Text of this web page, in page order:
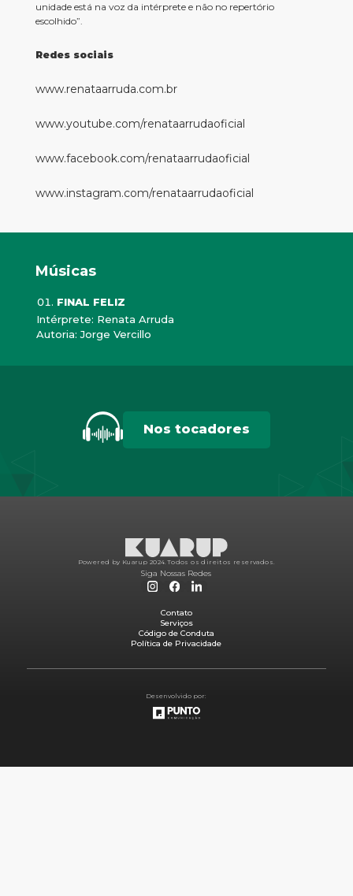
unidade está na voz da intérprete e não no repertório
escolhido”.
Redes sociais
www.renataarruda.com.br
www.youtube.com/renataarrudaoficial
www.facebook.com/renataarrudaoficial
www.instagram.com/renataarrudaoficial
Músicas
FINAL FELIZ
Intérprete: Renata Arruda
Autoria: Jorge Vercillo
Nos tocadores
Powered by Kuarup 2024. Todos os direitos reservados.
Siga Nossas Redes
Contato
Serviços
Código de Conduta
Política de Privacidade
Desenvolvido por: